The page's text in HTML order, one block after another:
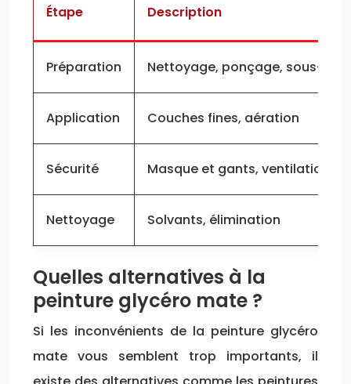
Étape Description
Préparation Nettoyage, ponçage, sous-
Application Couches fines, aération
Sécurité Masque et gants, ventilation
Nettoyage Solvants, élimination
Quelles alternatives à la
peinture glycéro mate ?
Si les inconvénients de la peinture glycéro
mate vous semblent trop importants, il